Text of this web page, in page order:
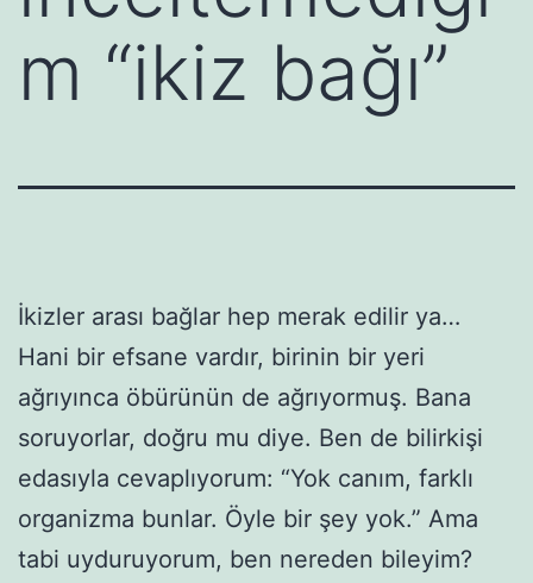
m “ikiz bağı”
İkizler arası bağlar hep merak edilir ya…
Hani bir efsane vardır, birinin bir yeri
ağrıyınca öbürünün de ağrıyormuş. Bana
soruyorlar, doğru mu diye. Ben de bilirkişi
edasıyla cevaplıyorum: “Yok canım, farklı
organizma bunlar. Öyle bir şey yok.” Ama
tabi uyduruyorum, ben nereden bileyim?